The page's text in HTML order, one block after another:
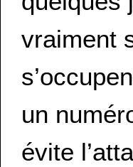
vraiment
un
évite